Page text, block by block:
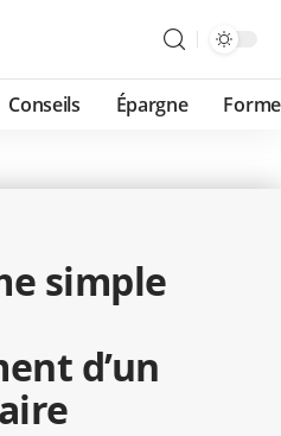
Conseils Épargne Forme
simple
d’un